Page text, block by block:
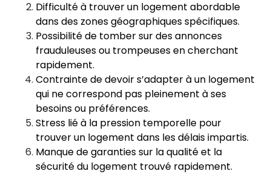
Difficulté à trouver un logement abordable
dans des zones géographiques spécifiques.
Possibilité de tomber sur des annonces
frauduleuses ou trompeuses en cherchant
rapidement.
Contrainte de devoir s’adapter à un logement
qui ne correspond pas pleinement à ses
besoins ou préférences.
Stress lié à la pression temporelle pour
trouver un logement dans les délais impartis.
Manque de garanties sur la qualité et la
sécurité du logement trouvé rapidement.